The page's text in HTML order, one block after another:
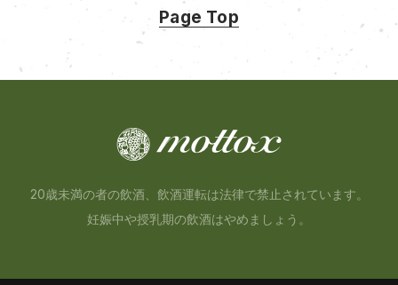
Page Top
20歳未満の者の飲酒、飲酒運転は法律で禁止されています。
妊娠中や授乳期の飲酒はやめましょう。